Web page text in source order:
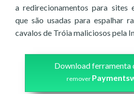
a redirecionamentos para sites
que são usadas para espalhar
cavalos de Tróia maliciosos pela
Download ferramenta
remover